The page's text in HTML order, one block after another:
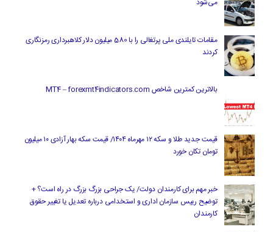
مقامات تایلندی ملی پرتغالی را با 580 میلیون دلار کلاهبرداری رمزنگاری
کردند
بالاترین کمترین شاخص MT4 – forexmt4indicators.com
قیمت جدید طلا و سکه ۱۲ مهرماه ۱۴۰۴/ قیمت سکه بهار آزادی ۱۰ میلیون
تومان تکان خورد
خبر مهم برای کارمندان دولت/ یک جراحی بزرگ بزرگ در راه است؟ +
توضیح رییس سازمان اداری و استخدامی درباره تعدیل یا تغییر حقوق
کارمندان